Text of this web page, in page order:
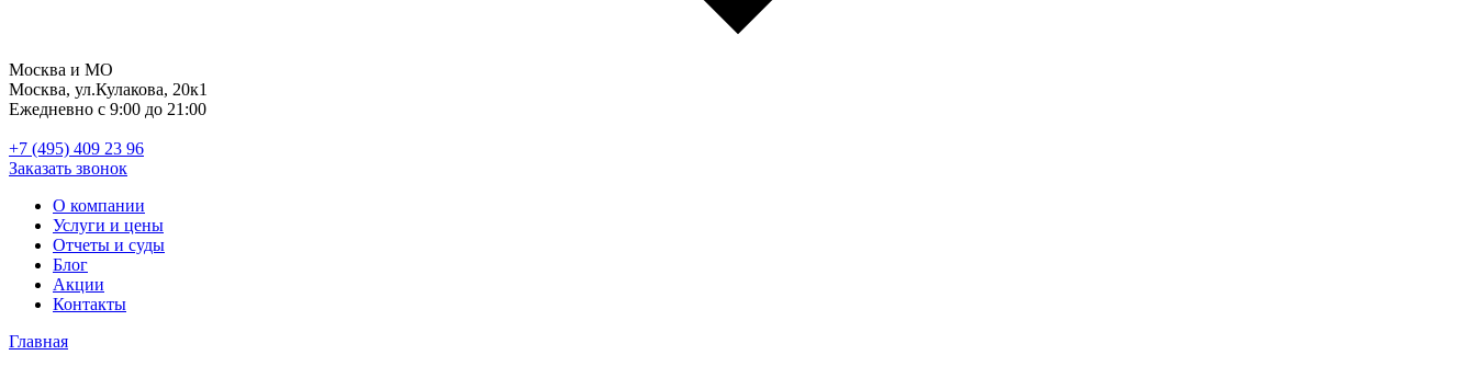
Москва и МО
Москва, ул.Кулакова, 20к1
Ежедневно с 9:00 до 21:00
+7 (495) 409 23 96
Заказать звонок
О компании
Услуги и цены
Отчеты и суды
Блог
Акции
Контакты
Главная